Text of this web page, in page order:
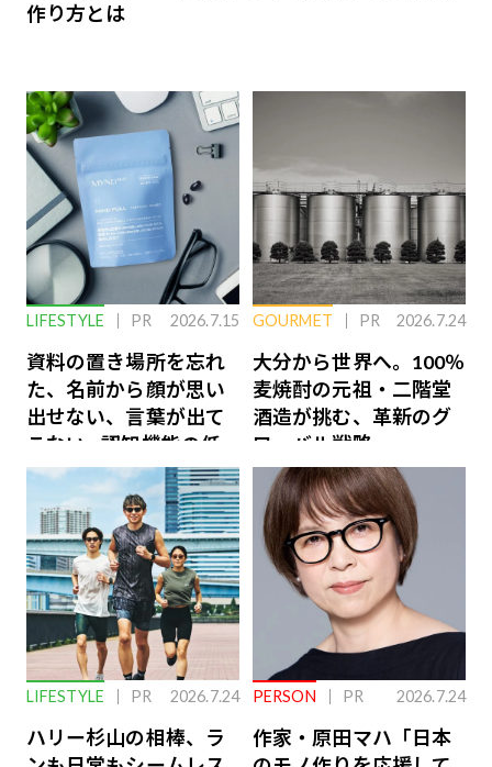
作り方とは
LIFESTYLE PR 2026.7.15
資料の置き場所を忘れ
た、名前から顔が思い
出せない、言葉が出て
こない…認知機能の低
下を救う、脳のインナ
ーケアとは
GOURMET PR 2026.7.24
大分から世界へ。100％
麦焼酎の元祖・二階堂
酒造が挑む、革新のグ
ローバル戦略
LIFESTYLE PR 2026.7.24
ハリー杉山の相棒、ラ
PERSON PR 2026.7.24
作家・原田マハ「日本